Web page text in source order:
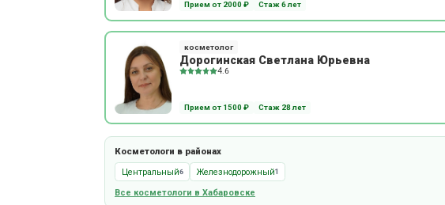
Прием от 2000 ₽ Стаж 6 лет
косметолог
Дорогинская Светлана Юрьевна
4.6
Прием от 1500 ₽ Стаж 28 лет
Косметологи в районах
Центральный6 Железнодорожный1
Все косметологи в Хабаровске